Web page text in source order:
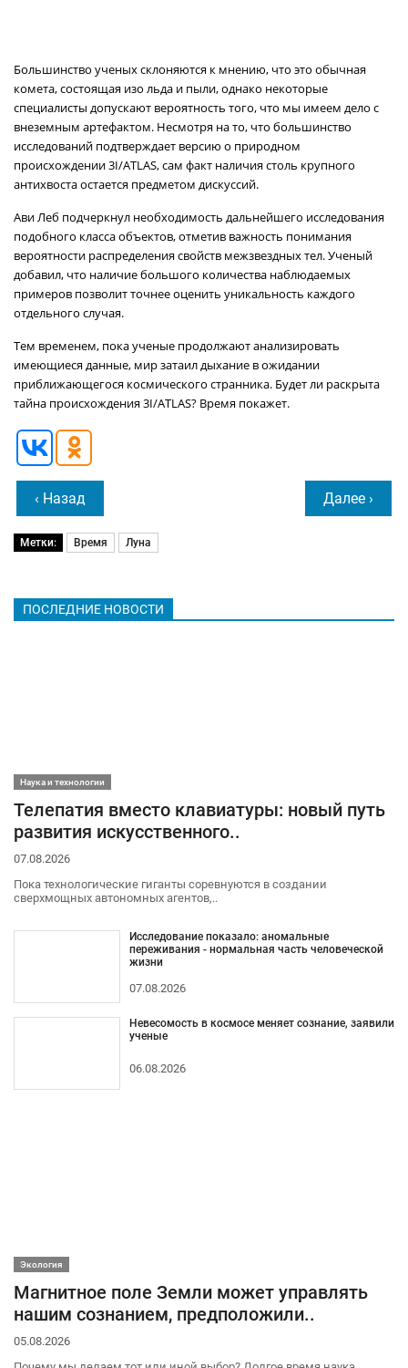
Большинство ученых склоняются к мнению, что это обычная
комета, состоящая изо льда и пыли, однако некоторые
специалисты допускают вероятность того, что мы имеем дело с
внеземным артефактом. Несмотря на то, что большинство
исследований подтверждает версию о природном
происхождении 3I/ATLAS, сам факт наличия столь крупного
антихвоста остается предметом дискуссий.
Ави Леб подчеркнул необходимость дальнейшего исследования
подобного класса объектов, отметив важность понимания
вероятности распределения свойств межзвездных тел. Ученый
добавил, что наличие большого количества наблюдаемых
примеров позволит точнее оценить уникальность каждого
отдельного случая.
Тем временем, пока ученые продолжают анализировать
имеющиеся данные, мир затаил дыхание в ожидании
приближающегося космического странника. Будет ли раскрыта
тайна происхождения 3I/ATLAS? Время покажет.
‹ Назад Далее ›
Метки: Время Луна
ПОСЛЕДНИЕ НОВОСТИ
Наука и технологии
Телепатия вместо клавиатуры: новый путь
развития искусственного..
07.08.2026
Пока технологические гиганты соревнуются в создании
сверхмощных автономных агентов,..
Исследование показало: аномальные
переживания - нормальная часть человеческой
жизни
07.08.2026
Невесомость в космосе меняет сознание, заявили
ученые
06.08.2026
Экология
Магнитное поле Земли может управлять
нашим сознанием, предположили..
05.08.2026